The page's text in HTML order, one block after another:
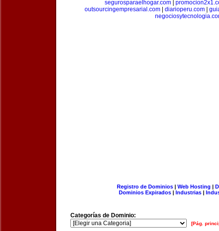
segurosparaelhogar.com|
outsourcingempresarial.com| diarioperu.com|
Registro de Dominios| Web Hosting |
Dominios Expirados | Industrias |
Categorías de Dominio:
[Pág.